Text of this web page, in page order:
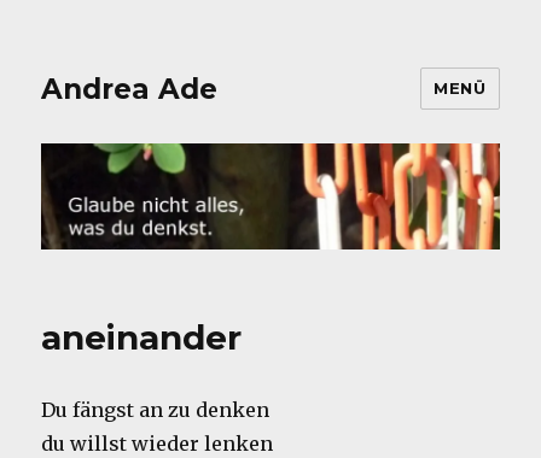
Andrea Ade MENÜ
aneinander
Du fängst an zu denken
du willst wieder lenken